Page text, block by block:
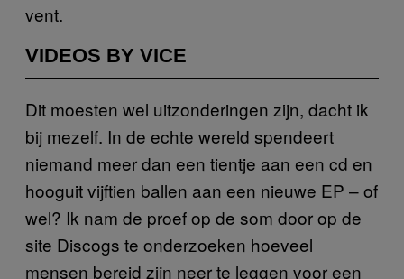
vent.
VIDEOS BY VICE
Dit moesten wel uitzonderingen zijn, dacht ik
bij mezelf. In de echte wereld spendeert
niemand meer dan een tientje aan een cd en
hooguit vijftien ballen aan een nieuwe EP – of
wel? Ik nam de proef op de som door op de
site Discogs te onderzoeken hoeveel
mensen bereid zijn neer te leggen voor een